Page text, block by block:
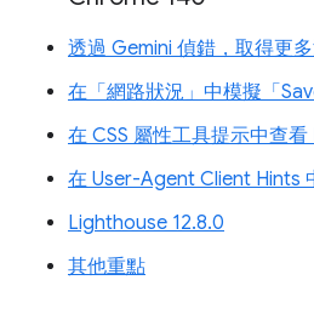
透過 Gemini 偵錯，取得更
在「網路狀況」中模擬「
在 CSS 屬性工具提示中查
在 User-Agent Client Hints
Lighthouse 12.8.0
其他重點